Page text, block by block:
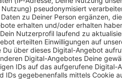
Schickt gerne eine E-Mail
Vorhaut im Reißverschluss
größten Heavy-Metal-Festival
nicht vom (berühmtesten)
Einsatzkräften des Wacken